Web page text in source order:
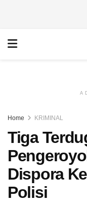
Home KRIMINAL
Tiga
Dispora
Polisi